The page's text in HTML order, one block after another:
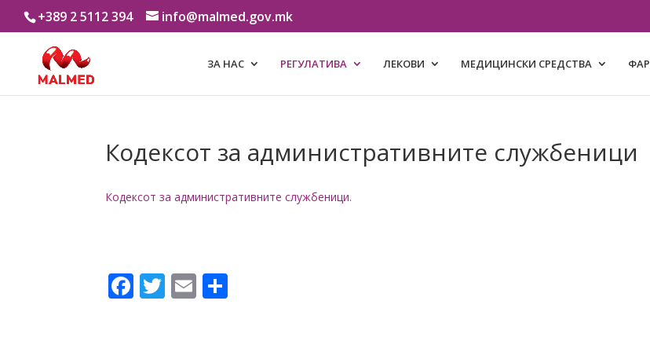
+389 2 5112 394 info@malmed.gov.mk
ЗА НАС РЕГУЛАТИВА ЛЕКОВИ МЕДИЦИНСКИ СРЕДСТВА
Кодексот за административните службеници
Кодексот за административните службеници.
Facebook
Twitter
Email